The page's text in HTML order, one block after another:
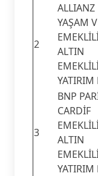
2
ALLIANZ
YAŞAM
ALTIN
YATIRIM
3
BNP
CARDİF
ALTIN
YATIRIM